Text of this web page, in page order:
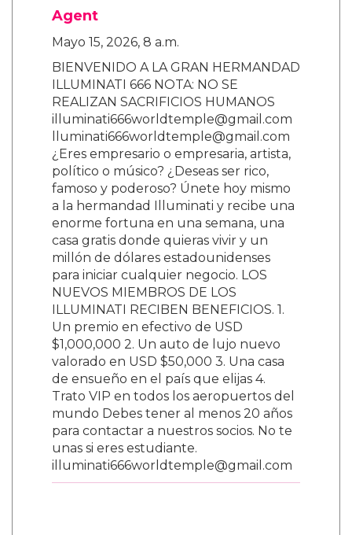
Agent
Mayo 15, 2026, 8 a.m.
BIENVENIDO A LA GRAN HERMANDAD
ILLUMINATI 666 NOTA: NO SE
REALIZAN SACRIFICIOS HUMANOS
illuminati666worldtemple@gmail.com
lluminati666worldtemple@gmail.com
¿Eres empresario o empresaria, artista,
político o músico? ¿Deseas ser rico,
famoso y poderoso? Únete hoy mismo
a la hermandad Illuminati y recibe una
enorme fortuna en una semana, una
casa gratis donde quieras vivir y un
millón de dólares estadounidenses
para iniciar cualquier negocio. LOS
NUEVOS MIEMBROS DE LOS
ILLUMINATI RECIBEN BENEFICIOS. 1.
Un premio en efectivo de USD
$1,000,000 2. Un auto de lujo nuevo
valorado en USD $50,000 3. Una casa
de ensueño en el país que elijas 4.
Trato VIP en todos los aeropuertos del
mundo Debes tener al menos 20 años
para contactar a nuestros socios. No te
unas si eres estudiante.
illuminati666worldtemple@gmail.com